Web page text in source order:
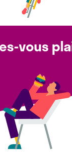
vous